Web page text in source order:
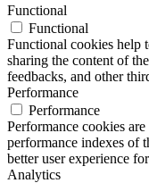
Functional
Functional
Functional cookies help
sharing the content of
feedbacks, and other
Performance
Performance
Performance cookies
performance indexes of
better user experience
Analytics